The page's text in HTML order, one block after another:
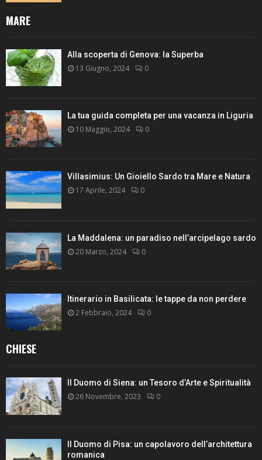
MARE
Alla scoperta di Genova: la Superba
13 Giugno, 2024 0
La tua guida completa per una vacanza in Liguria
10 Maggio, 2024 0
Villasimius: Un Gioiello Sardo tra Mare e Natura
17 Aprile, 2024 0
La Maddalena: un paradiso nell’arcipelago sardo
20 Marzo, 2024 0
Itinerario in Basilicata: le tappe da non perdere
2 Febbraio, 2024 0
CHIESE
Il Duomo di Siena: un Tesoro d’Arte e Spiritualità
26 Novembre, 2023 0
Il Duomo di Pisa: un capolavoro dell’architettura
romanica